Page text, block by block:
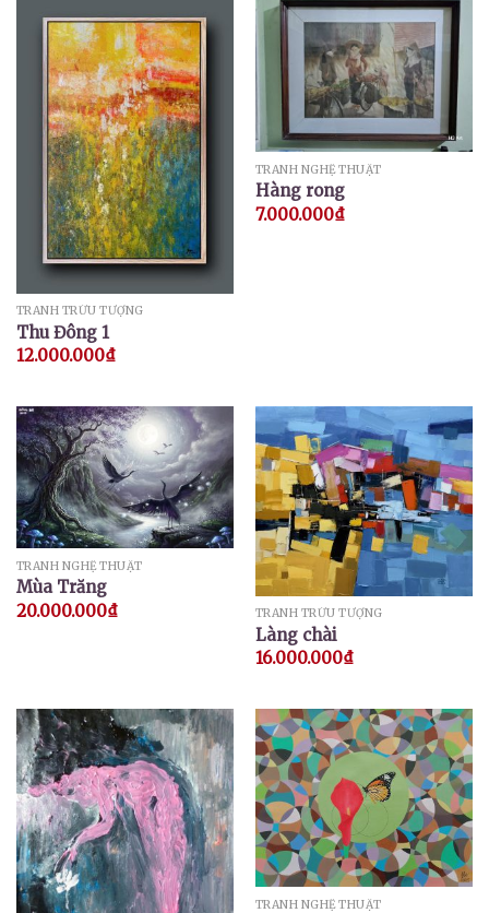
TRANH TRỪU TƯỢNG
Thu Đông 1
12.000.000₫
TRANH NGHỆ THUẬT
Hàng rong
7.000.000₫
TRANH NGHỆ THUẬT
Mùa Trăng
20.000.000₫ TRANH TRỪU TƯỢNG
Làng chài
16.000.000₫
TRANH NGHỆ THUẬT